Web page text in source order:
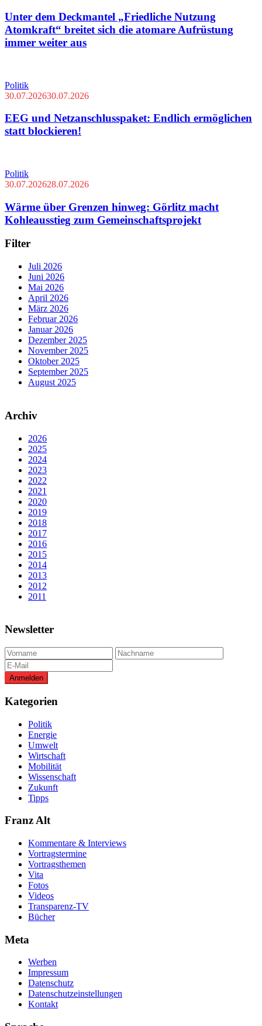
Unter dem Deckmantel „Friedliche Nutzung
Atomkraft“ breitet sich die atomare Aufrüstung
immer weiter aus
Politik
30.07.202630.07.2026
EEG und Netzanschlusspaket: Endlich ermöglichen
statt blockieren!
Politik
30.07.202628.07.2026
Wärme über Grenzen hinweg: Görlitz macht
Kohleausstieg zum Gemeinschaftsprojekt
Filter
Juli 2026
Juni 2026
Mai 2026
April 2026
März 2026
Februar 2026
Januar 2026
Dezember 2025
November 2025
Oktober 2025
September 2025
August 2025
Archiv
2026
2025
2024
2023
2022
2021
2020
2019
2018
2017
2016
2015
2014
2013
2012
2011
Newsletter
Kategorien
Politik
Energie
Umwelt
Wirtschaft
Mobilität
Wissenschaft
Zukunft
Tipps
Franz Alt
Kommentare & Interviews
Vortragstermine
Vortragsthemen
Vita
Fotos
Videos
Transparenz-TV
Bücher
Meta
Werben
Impressum
Datenschutz
Datenschutzeinstellungen
Kontakt